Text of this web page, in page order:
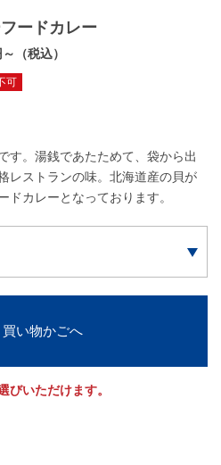
ードカレー
（税込）
可
す。湯銭であたためて、袋から出
レストランの味。北海道産の貝が
ドカレーとなっております。
買い物かごへ
いただけます。